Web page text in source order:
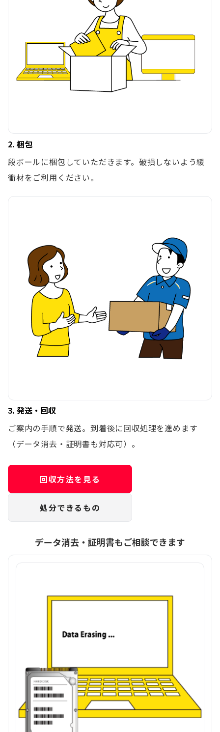
2. 梱包
段ボールに梱包していただきます。破損しないよう緩
衝材をご利用ください。
3. 発送・回収
ご案内の手順で発送。到着後に回収処理を進めます
（データ消去・証明書も対応可）。
回収方法を見る
処分できるもの
データ消去・証明書もご相談できます